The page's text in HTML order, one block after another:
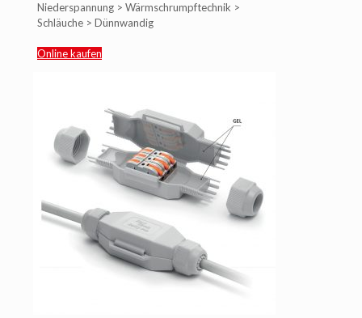
Niederspannung > Wärmschrumpftechnik >
Schläuche > Dünnwandig
Online kaufen